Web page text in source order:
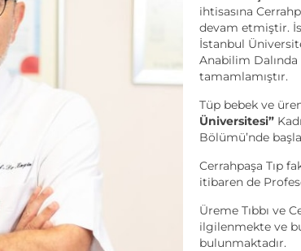
ihtisasına
devam etmiştir.
İstanbul
Anabilim Dalında
tamamlamıştır.
Tüp bebek ve
Üniversitesi”
Bölümü’nde
Cerrahpaşa Tıp
itibaren de
Üreme Tıbbı ve
ilgilenmekte ve
bulunmaktadır.